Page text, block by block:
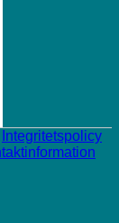
Integritetspolicy